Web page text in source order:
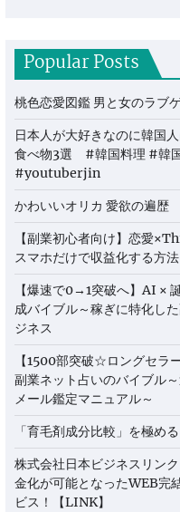
Popular Posts
桃色恋愛図鑑 男と女のラブ
日本人が大好きなのに韓国
食べ物3選 #韓国料理 #韓
#youtuberjin
かわいいオリカ 愛欲の遍歴
【副業初心者向け】恋愛
スマホだけで収益化する方法
【爆速で0→1突破へ】AI ×
成バイブル～稼ぎに特化し
ジネス
【1500部突破☆ロングセラ
副業ネット占いのバイブル
メール鑑定マニュアル～
「育毛剤成分比較」を極める
株式会社日本ビジネスリン
金化が可能となったWEB完
ビス！【LINK】